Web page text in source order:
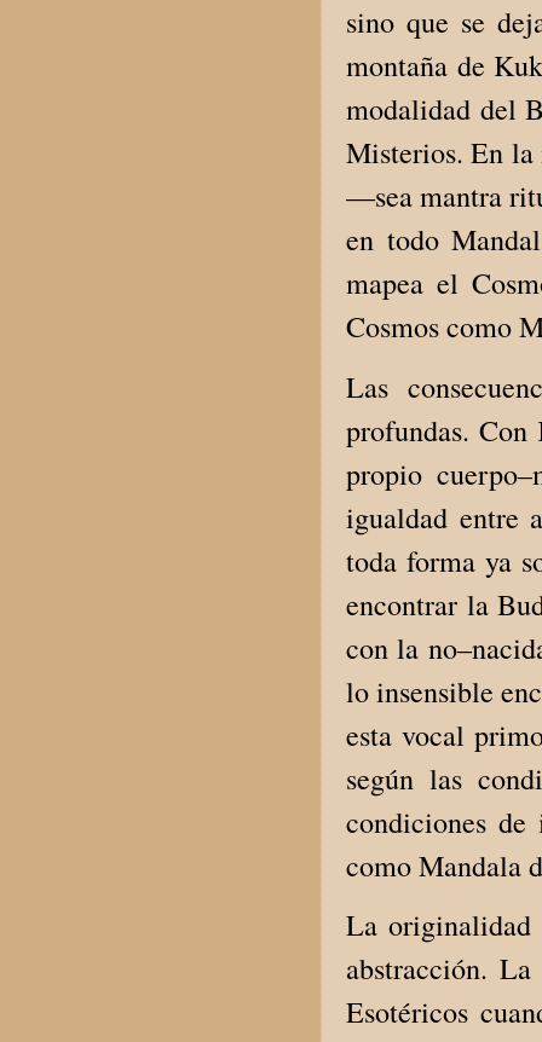
sino que se
montaña de
modalidad del
Misterios. En la
—sea mantra
en todo
mapea el
Cosmos como
Las
profundas.
propio
igualdad entre
toda forma ya
encontrar la
con la
lo insensible
esta vocal
según las
condiciones
como Mandala
La originalidad
abstracción.
Esotéricos